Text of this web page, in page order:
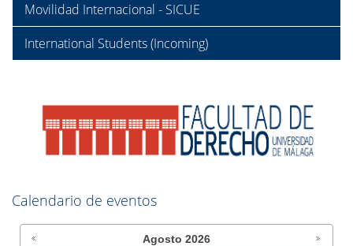
Movilidad Internacional - SICUE
International Students (Incoming)
Calendario de eventos
Agosto 2026